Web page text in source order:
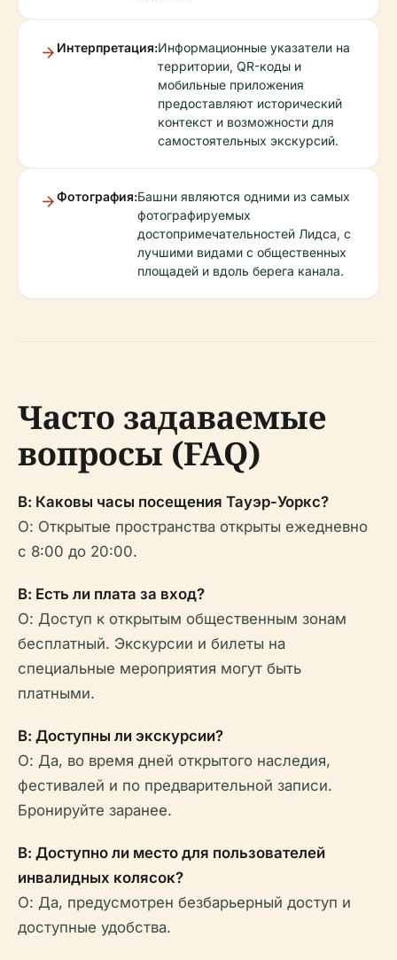
Интерпретация:Информационные указатели на
территории, QR-коды и
мобильные приложения
предоставляют исторический
контекст и возможности для
самостоятельных экскурсий.
Фотография:Башни являются одними из самых
фотографируемых
достопримечательностей Лидса, с
лучшими видами с общественных
площадей и вдоль берега канала.
Часто задаваемые
вопросы (FAQ)
В: Каковы часы посещения Тауэр-Уоркс?
О: Открытые пространства открыты ежедневно
с 8:00 до 20:00.
В: Есть ли плата за вход?
О: Доступ к открытым общественным зонам
бесплатный. Экскурсии и билеты на
специальные мероприятия могут быть
платными.
В: Доступны ли экскурсии?
О: Да, во время дней открытого наследия,
фестивалей и по предварительной записи.
Бронируйте заранее.
В: Доступно ли место для пользователей
инвалидных колясок?
О: Да, предусмотрен безбарьерный доступ и
доступные удобства.